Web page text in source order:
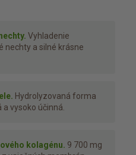
Vyhladenie
nechty a silné krásne
Hydrolyzovaná forma
vysoko účinná.
kolagénu. 9 700 mg